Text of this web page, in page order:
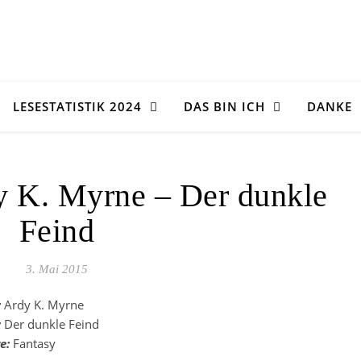
LESESTATISTIK 2024 DAS BIN ICH DANKE
K. Myrne – Der dunkle
Feind
3. Mai 2015
Ardy K. Myrne
Der dunkle Feind
Fantasy